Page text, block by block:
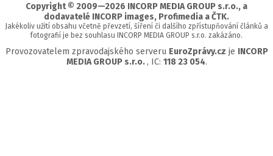
Copyright © 2009—2026 INCORP MEDIA GROUP s.r.o., a
dodavatelé INCORP images, Profimedia a ČTK.
Jakékoliv užití obsahu včetně převzetí, šíření či dalšího zpřístupňování článků a
fotografií je bez souhlasu INCORP MEDIA GROUP s.r.o. zakázáno.
Provozovatelem zpravodajského serveru EuroZprávy.cz je INCORP
MEDIA GROUP s.r.o. , IC: 118 23 054.